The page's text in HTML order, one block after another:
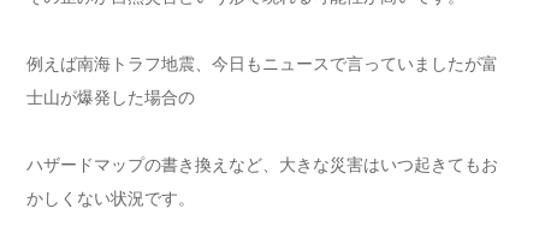
例えば南海トラフ地震、今日もニュースで言っていましたが富
士山が爆発した場合の
ハザードマップの書き換えなど、大きな災害はいつ起きてもお
かしくない状況です。